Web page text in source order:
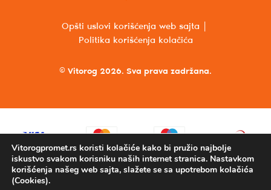
© Vitorog 2026. Sva prava zadržana.
Opšti uslovi korišćenja web sajta
Politika korišćenja kolačića
Vitorogpromet.rs koristi kolačiće kako bi pružio najbolje
iskustvo svakom korisniku naših internet stranica. Nastavkom
korišćenja našeg web sajta, slažete se sa upotrebom kolačića
(Cookies).